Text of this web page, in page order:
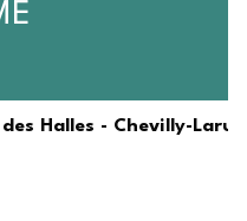
Halles - Chevilly-Larue